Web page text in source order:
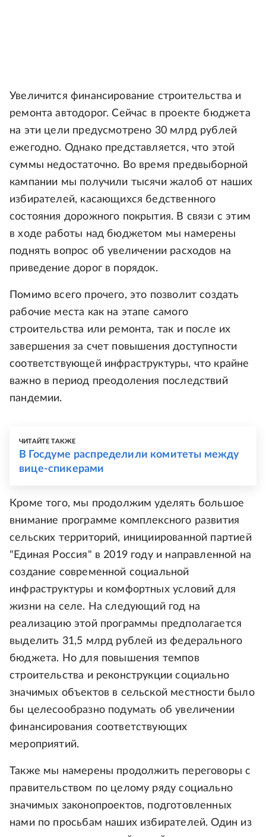
Увеличится финансирование строительства и
ремонта автодорог. Сейчас в проекте бюджета
на эти цели предусмотрено 30 млрд рублей
ежегодно. Однако представляется, что этой
суммы недостаточно. Во время предвыборной
кампании мы получили тысячи жалоб от наших
избирателей, касающихся бедственного
состояния дорожного покрытия. В связи с этим
в ходе работы над бюджетом мы намерены
поднять вопрос об увеличении расходов на
приведение дорог в порядок.
Помимо всего прочего, это позволит создать
рабочие места как на этапе самого
строительства или ремонта, так и после их
завершения за счет повышения доступности
соответствующей инфраструктуры, что крайне
важно в период преодоления последствий
пандемии.
ЧИТАЙТЕ ТАКЖЕ
В Госдуме распределили комитеты между
вице-спикерами
Кроме того, мы продолжим уделять большое
внимание программе комплексного развития
сельских территорий, инициированной партией
"Единая Россия" в 2019 году и направленной на
создание современной социальной
инфраструктуры и комфортных условий для
жизни на селе. На следующий год на
реализацию этой программы предполагается
выделить 31,5 млрд рублей из федерального
бюджета. Но для повышения темпов
строительства и реконструкции социально
значимых объектов в сельской местности было
бы целесообразно подумать об увеличении
финансирования соответствующих
мероприятий.
Также мы намерены продолжить переговоры с
правительством по целому ряду социально
значимых законопроектов, подготовленных
нами по просьбам наших избирателей. Один из